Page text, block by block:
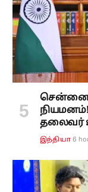
சென்னை
நியமனம்!
தலைவர்
இந்தியா 6